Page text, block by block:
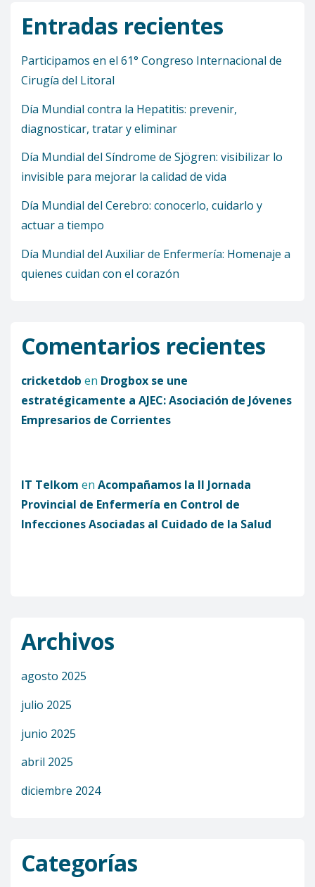
Entradas recientes
Participamos en el 61° Congreso Internacional de
Cirugía del Litoral
Día Mundial contra la Hepatitis: prevenir,
diagnosticar, tratar y eliminar
Día Mundial del Síndrome de Sjögren: visibilizar lo
invisible para mejorar la calidad de vida
Día Mundial del Cerebro: conocerlo, cuidarlo y
actuar a tiempo
Día Mundial del Auxiliar de Enfermería: Homenaje a
quienes cuidan con el corazón
Comentarios recientes
cricketdob en Drogbox se une
estratégicamente a AJEC: Asociación de Jóvenes
Empresarios de Corrientes
IT Telkom en Acompañamos la II Jornada
Provincial de Enfermería en Control de
Infecciones Asociadas al Cuidado de la Salud
Archivos
agosto 2025
julio 2025
junio 2025
abril 2025
diciembre 2024
Categorías